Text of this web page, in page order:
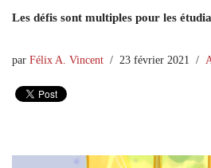
Les défis sont multiples pour les
par Félix A. Vincent 23 février 2021